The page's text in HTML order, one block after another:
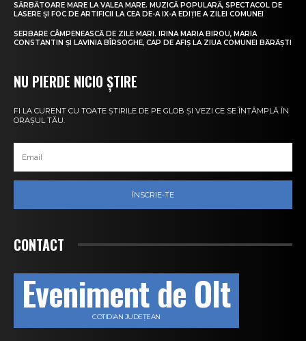
SĂRBĂTOARE MARE LA VALEA MARE. MUZICĂ POPULARĂ, SPECTACOL DE
LASERE ȘI FOC DE ARTIFICII LA CEA DE-A IX-A EDIȚIE A ZILEI COMUNEI
SERBARE CÂMPENEASCĂ DE ZILE MARI. IRINA MARIA BIROU, MARIA
CONSTANTIN ȘI LAVINIA BÎRSOGHE, CAP DE AFIȘ LA ZIUA COMUNEI BĂRĂȘTI
NU PIERDE NICIO ȘTIRE
FI LA CURENT CU TOATE ȘTIRILE DE PE GLOB ȘI VEZI CE SE ÎNTÂMPLĂ ÎN
ORAȘUL TĂU.
ÎNSCRIE-TE
CONTACT
Eveniment de Olt
COTIDIAN JUDEȚEAN